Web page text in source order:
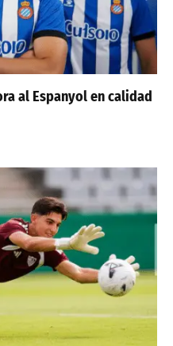
al Espanyol en calidad